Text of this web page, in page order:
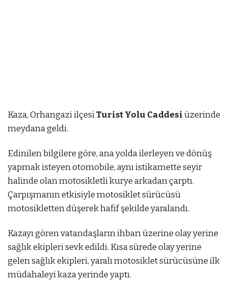
Kaza, Orhangazi ilçesiTurist Yolu Caddesiüzerinde
meydana geldi.
mostbetmostbet azmostbetmostbet az
Edinilen bilgilere göre, ana yolda ilerleyen ve dönüş
yapmak isteyen otomobile, aynı istikamette seyir
halinde olan motosikletli kurye arkadan çarptı.
Çarpışmanın etkisiyle motosiklet sürücüsü
motosikletten düşerek hafif şekilde yaralandı.
Kazayı gören vatandaşların ihbarı üzerine olay yerine
sağlık ekipleri sevk edildi. Kısa sürede olay yerine
gelen sağlık ekipleri, yaralı motosiklet sürücüsüne ilk
müdahaleyi kaza yerinde yaptı.